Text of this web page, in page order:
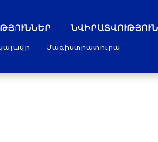
ՆՎԻՐԱՏՎՈՒԹՅՈՒՆ
Մագիստրատուրա